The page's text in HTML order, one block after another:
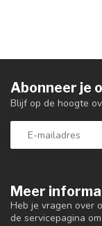
Meer
Heb je vragen over
de servicepagina
Abonneer je
Blijf op de hoogte